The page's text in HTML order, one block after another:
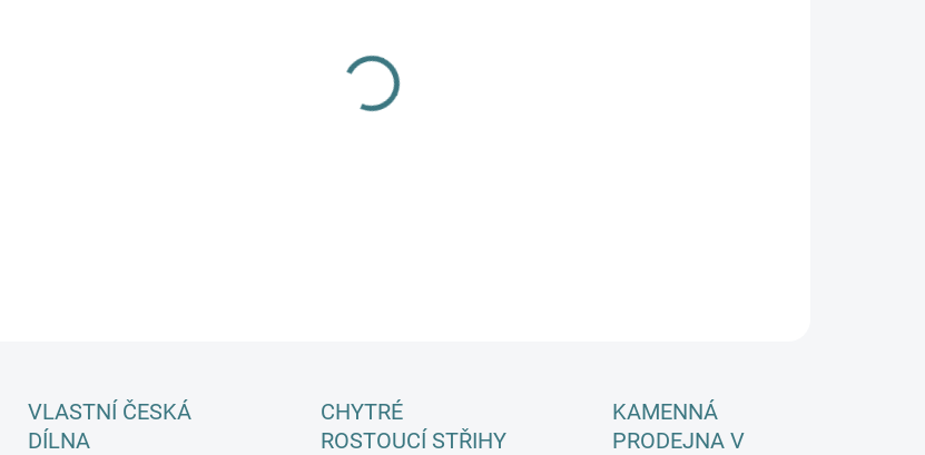
VLASTNÍ ČESKÁ
DÍLNA
CHYTRÉ
ROSTOUCÍ STŘIHY
KAMENNÁ
PRODEJNA V